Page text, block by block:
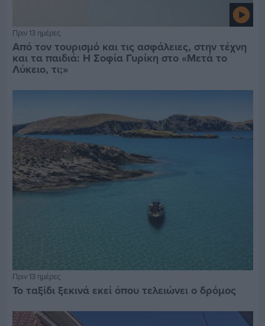
Πριν 13 ημέρες
Από τον τουρισμό και τις ασφάλειες, στην τέχνη
και τα παιδιά: Η Σοφία Γυρίκη στο «Μετά το
Λύκειο, τι;»
Πριν 13 ημέρες
Το ταξίδι ξεκινά εκεί όπου τελειώνει ο δρόμος